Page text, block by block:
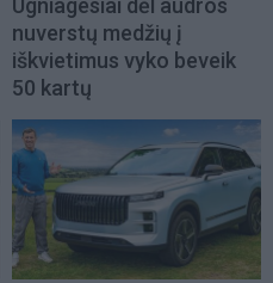
nuverstų medžių į
iškvietimus vyko beveik
50 kartų